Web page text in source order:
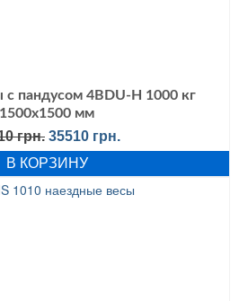
с пандусом 4BDU-Н 1000 кг
1500х1500 мм
грн. Первоначальная
цена
составляла
37510 грн..
35510 грн.Текущая
цена:
В КОРЗИНУ